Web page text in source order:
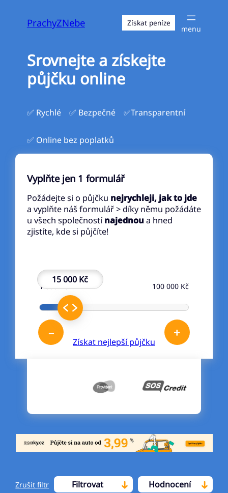
PrachyZNebe Získat peníze
Srovnejte a získejte
půjčku online
✅ Rychlé ✅ Bezpečné ✅Transparentní
✅ Online bez poplatků
Vyplňte jen 1 formulář
Požádejte si o půjčku nejrychleji, jak to jde
a vyplňte náš formulář > díky němu požádáte
u všech společnostínajednou a hned
zjistíte, kde si půjčíte!
15 000 Kč
– +
1 000 Kč 100 000 Kč
Získat nejlepší půjčku
Zrušit filtr Filtrovat Hodnocení